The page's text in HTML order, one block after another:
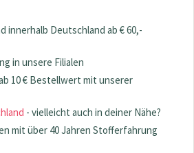
innerhalb Deutschland ab € 60,-
in unsere Filialen
10 € Bestellwert mit unserer
- vielleicht auch in deiner Nähe?
mit über 40 Jahren Stofferfahrung